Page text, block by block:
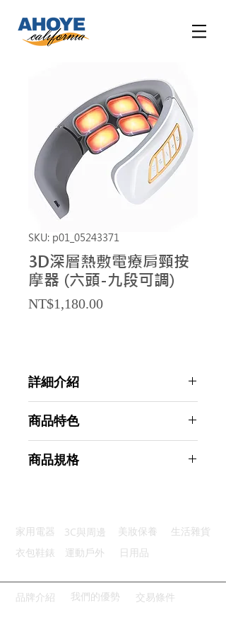
SKU: p01_05243371
3D深層熱敷電療肩頸按
摩器 (六頭-九段可調)
NT$1,180.00Price
詳細介紹
商品特色
多檔調整：0～9檔強度隨心調整
商品規格
主要材質：不鏽鋼、塑料
商品尺寸：15*15*5cm
產地名稱：中國大陸
代理商：亞桓有限公司
家用電器 3C與周邊 美妝保養
生活雜貨
衣包鞋錶
運動戶外 日用品
品牌介紹 我們的優勢 交易條件